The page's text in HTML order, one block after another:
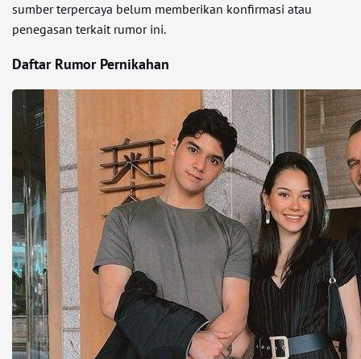
sumber terpercaya belum memberikan konfirmasi atau
penegasan terkait rumor ini.
Daftar Rumor Pernikahan